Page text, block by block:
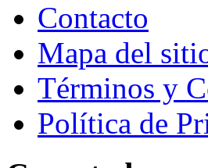
Contacto
Mapa del
Términos y
Política de